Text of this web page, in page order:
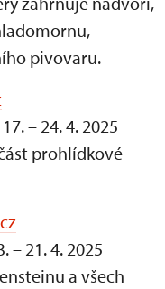
pivovaru.
17. – 24. 4. 2025
prohlídkové
– 21. 4. 2025
a všech